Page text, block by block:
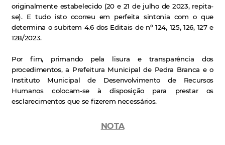
originalmente estabelecido (20 e 21 de julho de 2023, repita-
se). E tudo isto ocorreu em perfeita sintonia com o que
determina o subitem 4.6 dos Editais de nº 124, 125, 126, 127 e
128/2023.
Por fim, primando pela lisura e transparência dos
procedimentos, a Prefeitura Municipal de Pedra Branca e o
Instituto Municipal de Desenvolvimento de Recursos
Humanos colocam-se à disposição para prestar os
esclarecimentos que se fizerem necessários.
NOTA